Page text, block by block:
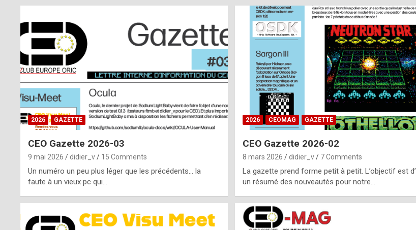
ff
2026 GAZETTE
CEO Gazette 2026-03
9 mai 2026 didier_v 15 Comments
Un numéro un peu plus léger que les précédents… la
faute à un vieux pc qui…
2026 CEOMAG GAZETTE
CEO Gazette 2026-02
8 mars 2026 didier_v 7 Comments
La gazette prend forme petit à petit. L’objectif est
un résumé des nouveautés pour notre…